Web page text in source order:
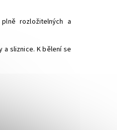
rozložitelných a
sliznice. K bělení se